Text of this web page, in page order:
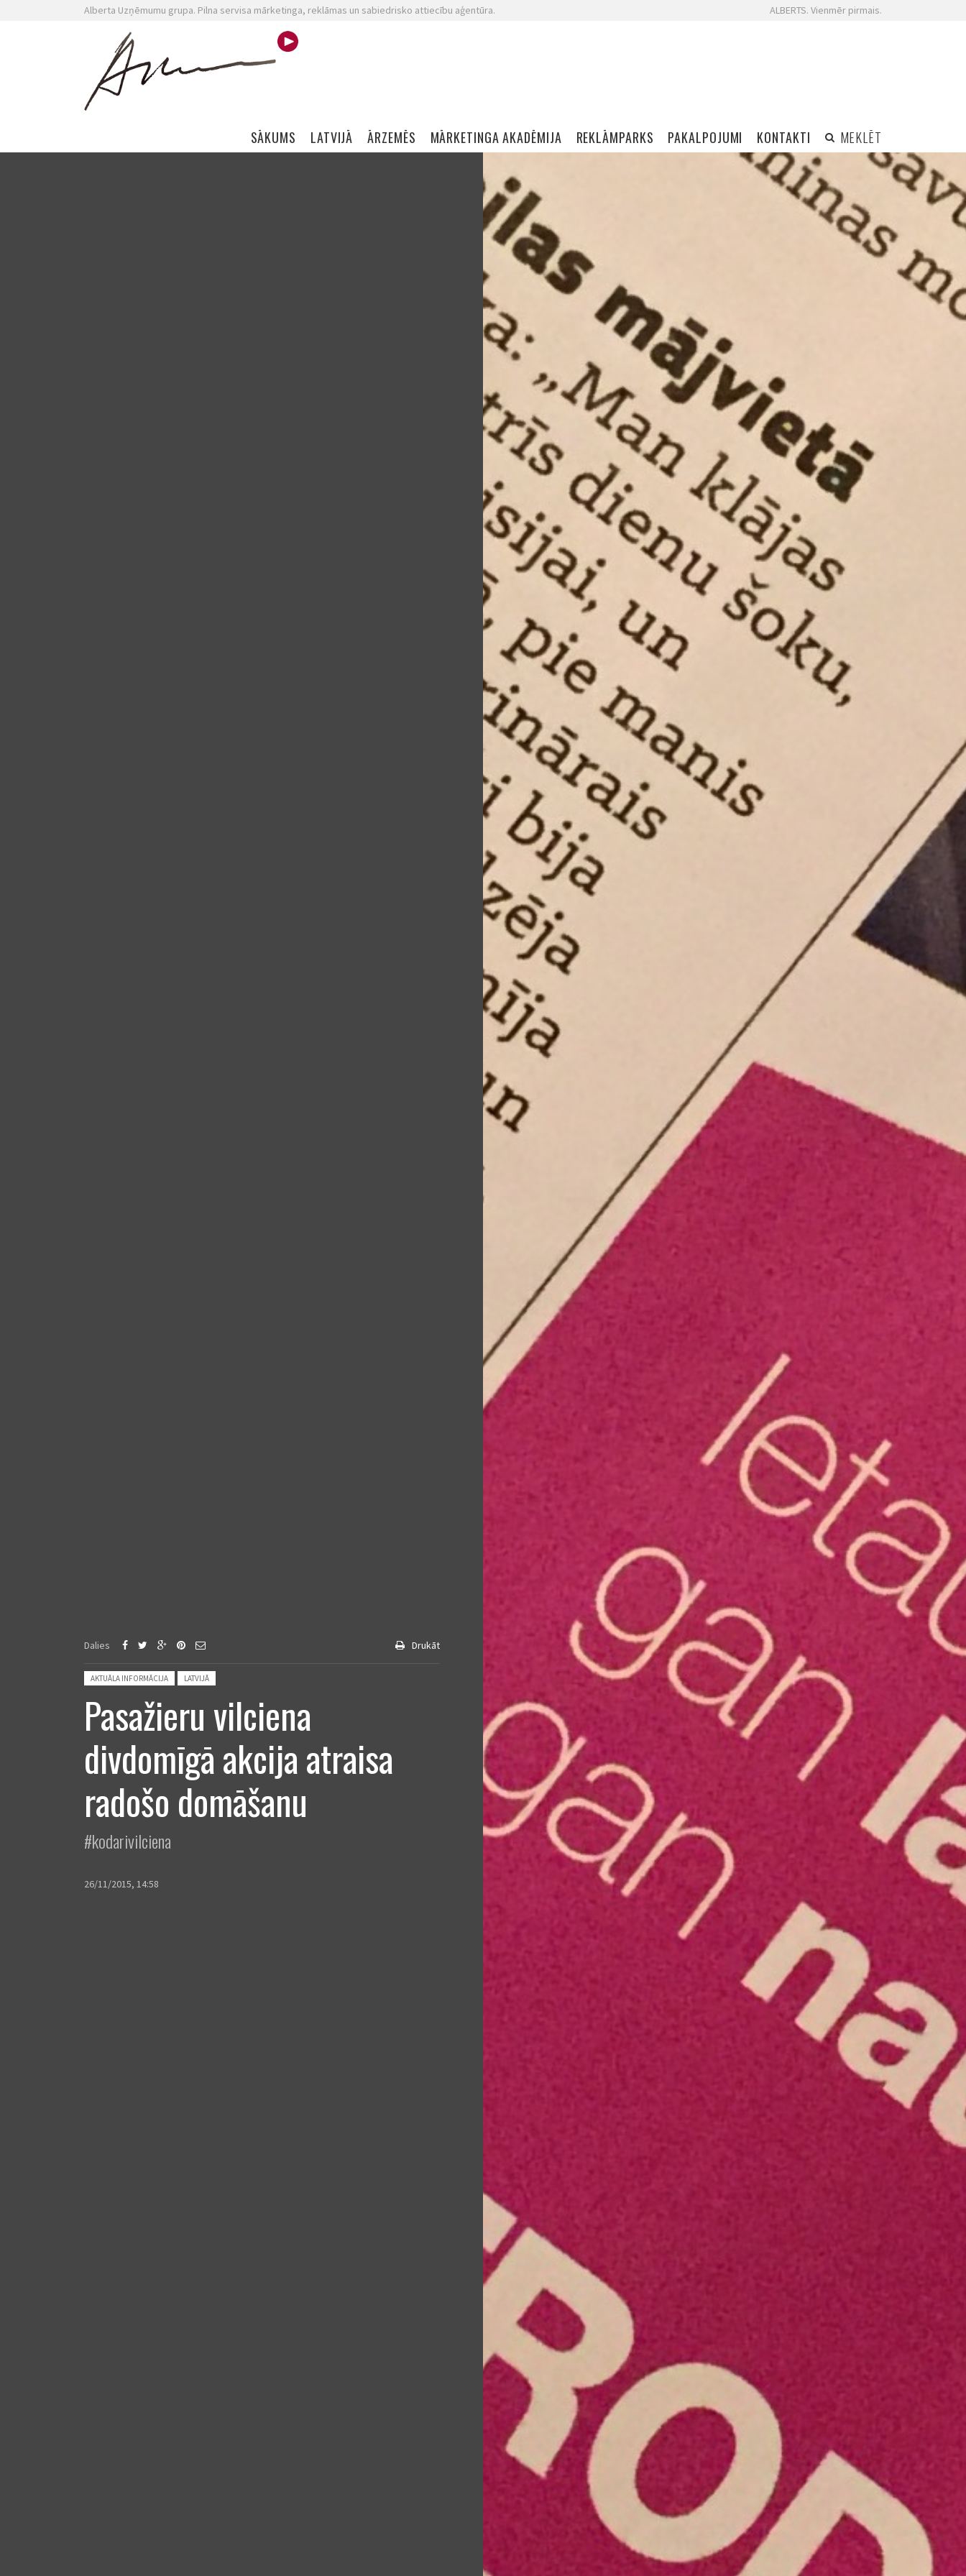
Alberta Uzņēmumu grupa. Pilna servisa mārketinga, reklāmas un sabiedrisko attiecību aģentūra. ALBERTS. Vienmēr pirmais.
Skip navigation
SĀKUMS LATVIJĀ ĀRZEMĒS MĀRKETINGA AKADĒMIJA REKLĀMPARKS PAKALPOJUMI KONTAKTI MEKLĒT
Dalies Drukāt
Posted in:
AKTUĀLA INFORMĀCIJA LATVIJĀ
Pasažieru vilciena
divdomīgā akcija atraisa
radošo domāšanu
#kodarivilciena
26/11/2015, 14:58